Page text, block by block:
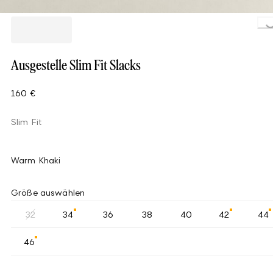
Ausgestelle Slim Fit Slacks
160 €
Slim Fit
Warm Khaki
Größe auswählen
32 34 36 38 40 42 44
46